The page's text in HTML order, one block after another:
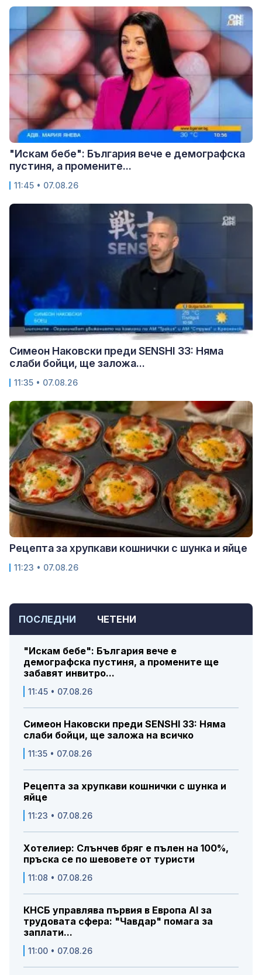
ПОСЛЕДНИ ЧЕТЕНИ
"Искам бебе": България вече е
демографска пустиня, а промените ще
забавят инвитро...
11:45 • 07.08.26
Симеон Наковски преди SENSHI 33: Няма
слаби бойци, ще заложа на всичко
11:35 • 07.08.26
Рецепта за хрупкави кошнички с шунка и
яйце
11:23 • 07.08.26
Хотелиер: Слънчев бряг е пълен на 100%,
пръска се по шевовете от туристи
11:08 • 07.08.26
КНСБ управлява първия в Европа AI за
трудовата сфера: "Чавдар" помага за
заплати...
11:00 • 07.08.26
"Искам бебе": България вече е демографска
пустиня, а промените...
11:45 • 07.08.26
Симеон Наковски преди SENSHI 33: Няма
слаби бойци, ще заложа...
11:35 • 07.08.26
Рецепта за хрупкави кошнички с шунка и яйце
11:23 • 07.08.26